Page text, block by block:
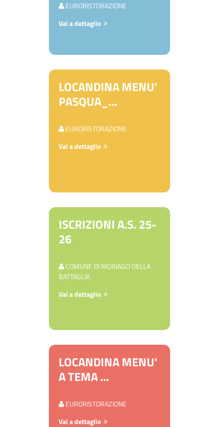
EURORISTORAZIONE
Vai a dettaglio
LOCANDINA MENU'
PASQUA_...
EURORISTORAZIONE
Vai a dettaglio
ISCRIZIONI A.S. 25-
26
COMUNE DI MORIAGO DELLA
BATTAGLIA
Vai a dettaglio
LOCANDINA MENU'
A TEMA ...
EURORISTORAZIONE
Vai a dettaglio